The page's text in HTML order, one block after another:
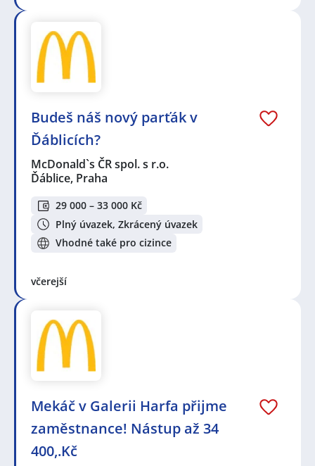
Budeš náš nový parťák v
Ďáblicích?
McDonald`s ČR spol. s r.o.
Ďáblice, Praha
29 000 – 33 000 Kč
Plný úvazek, Zkrácený úvazek
Vhodné také pro cizince
včerejší
Mekáč v Galerii Harfa přijme
zaměstnance! Nástup až 34
400,.Kč